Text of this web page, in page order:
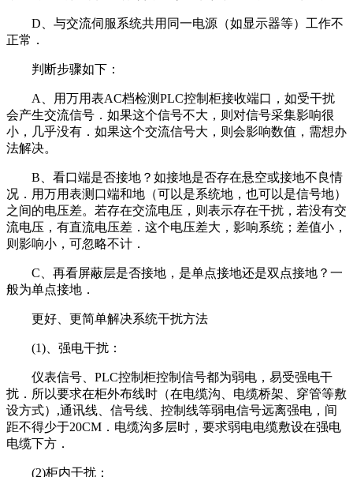
D、与交流伺服系统共用同一电源（如显示器等）工作不
正常．
判断步骤如下：
A、用万用表AC档检测PLC控制柜接收端口，如受干扰
会产生交流信号．如果这个信号不大，则对信号采集影响很
小，几乎没有．如果这个交流信号大，则会影响数值，需想办
法解决。
B、看口端是否接地？如接地是否存在悬空或接地不良情
况．用万用表测口端和地（可以是系统地，也可以是信号地）
之间的电压差。若存在交流电压，则表示存在干扰，若没有交
流电压，有直流电压差．这个电压差大，影响系统；差值小，
则影响小，可忽略不计．
C、再看屏蔽层是否接地，是单点接地还是双点接地？一
般为单点接地．
更好、更简单解决系统干扰方法
(1)、强电干扰：
仪表信号、PLC控制柜控制信号都为弱电，易受强电干
扰．所以要求在柜外布线时（在电缆沟、电缆桥架、穿管等敷
设方式）,通讯线、信号线、控制线等弱电信号远离强电，间
距不得少于20CM．电缆沟多层时，要求弱电电缆敷设在强电
电缆下方．
(2)柜内干扰：